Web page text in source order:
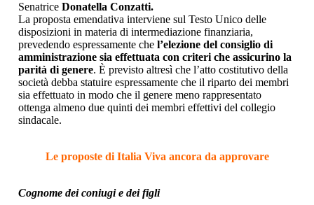
Senatrice Donatella Conzatti.
La proposta emendativa interviene sul Testo Unico delle
disposizioni in materia di intermediazione finanziaria,
prevedendo espressamente che l’elezione del consiglio di
amministrazione sia effettuata con criteri che assicurino la
parità di genere. È previsto altresì che l’atto costitutivo della
società debba statuire espressamente che il riparto dei membri
sia effettuato in modo che il genere meno rappresentato
ottenga almeno due quinti dei membri effettivi del collegio
sindacale.
Le proposte di Italia Viva ancora da approvare
Cognome dei coniugi e dei figli